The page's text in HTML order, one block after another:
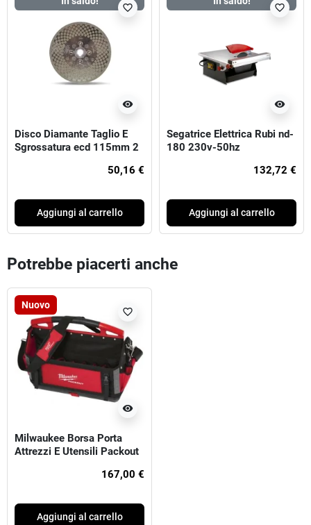
visibility
favorite_border
Disco Diamante Taglio E
Sgrossatura ecd 115mm 2
50,16 €
Aggiungi al carrello
visibility
favorite_border
Segatrice Elettrica Rubi nd-
180 230v-50hz
132,72 €
Aggiungi al carrello
Potrebbe piacerti anche
Nuovo
visibility
favorite_border
Milwaukee Borsa Porta
Attrezzi E Utensili Packout
167,00 €
Aggiungi al carrello